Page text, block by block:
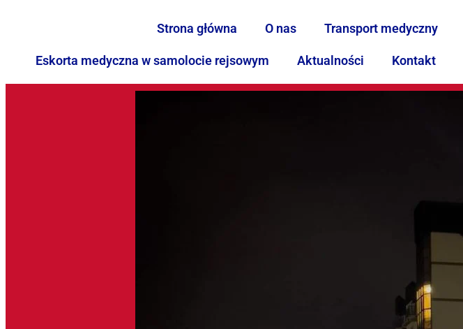
Strona główna O nas Transport medyczny
Eskorta medyczna w samolocie rejsowym Aktualności Kontakt